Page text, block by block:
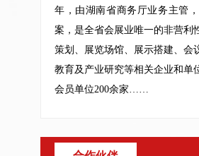
年，由湖南省商务厅业务主管
案，是全省会展业唯一的非营利
策划、展览场馆、展示搭建、会
教育及产业研究等相关企业和单
会员单位200余家……